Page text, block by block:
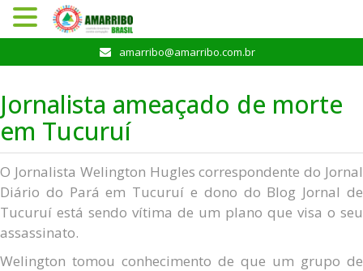
para
conteúdo
amarribo@amarribo.com.br
Jornalista ameaçado de morte
em Tucuruí
O Jornalista Welington Hugles correspondente do Jornal
Diário do Pará em Tucuruí e dono do Blog Jornal de
Tucuruí está sendo vítima de um plano que visa o seu
assassinato.
Welington tomou conhecimento de que um grupo de